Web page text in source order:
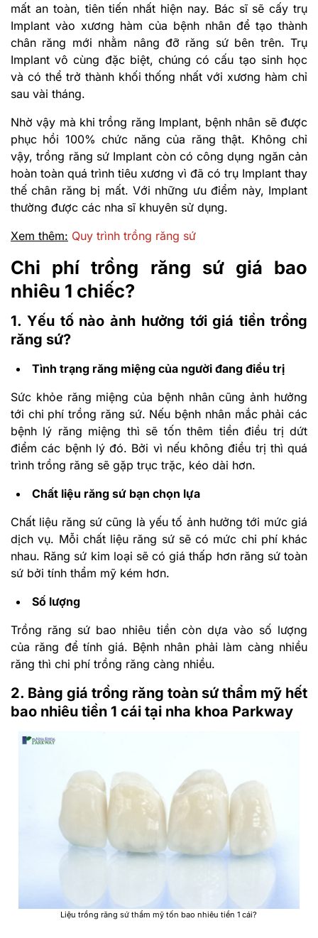
mất an toàn, tiên tiến nhất hiện nay. Bác sĩ sẽ cấy trụ
Implant vào xương hàm của bệnh nhân để tạo thành
chân răng mới nhằm nâng đỡ răng sứ bên trên. Trụ
Implant vô cùng đặc biệt, chúng có cấu tạo sinh học
và có thể trở thành khối thống nhất với xương hàm chỉ
sau vài tháng.
Nhờ vậy mà khi trồng răng Implant, bệnh nhân sẽ được
phục hồi 100% chức năng của răng thật. Không chỉ
vậy, trồng răng sứ Implant còn có công dụng ngăn cản
hoàn toàn quá trình tiêu xương vì đã có trụ Implant thay
thế chân răng bị mất. Với những ưu điểm này, Implant
thường được các nha sĩ khuyên sử dụng.
Xem thêm: Quy trình trồng răng sứ
Chi phí trồng răng sứ giá bao
nhiêu 1 chiếc?
1. Yếu tố nào ảnh hưởng tới giá tiền trồng
răng sứ?
Tình trạng răng miệng của người đang điều trị
Sức khỏe răng miệng của bệnh nhân cũng ảnh hưởng
tới chi phí trồng răng sứ. Nếu bệnh nhân mắc phải các
bệnh lý răng miệng thì sẽ tốn thêm tiền điều trị dứt
điểm các bệnh lý đó. Bởi vì nếu không điều trị thì quá
trình trồng răng sẽ gặp trục trặc, kéo dài hơn.
Chất liệu răng sứ bạn chọn lựa
Chất liệu răng sứ cũng là yếu tố ảnh hưởng tới mức giá
dịch vụ. Mỗi chất liệu răng sứ sẽ có mức chi phí khác
nhau. Răng sứ kim loại sẽ có giá thấp hơn răng sứ toàn
sứ bởi tính thẩm mỹ kém hơn.
Số lượng
Trồng răng sứ bao nhiêu tiền còn dựa vào số lượng
của răng để tính giá. Bệnh nhân phải làm càng nhiều
răng thì chi phí trồng răng càng nhiều.
2. Bảng giá trồng răng toàn sứ thẩm mỹ hết
bao nhiêu tiền 1 cái tại nha khoa Parkway
Liệu trồng răng sứ thẩm mỹ tốn bao nhiêu tiền 1 cái?